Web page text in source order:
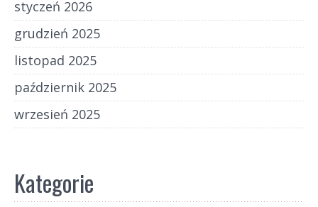
styczeń 2026
grudzień 2025
listopad 2025
październik 2025
wrzesień 2025
Kategorie